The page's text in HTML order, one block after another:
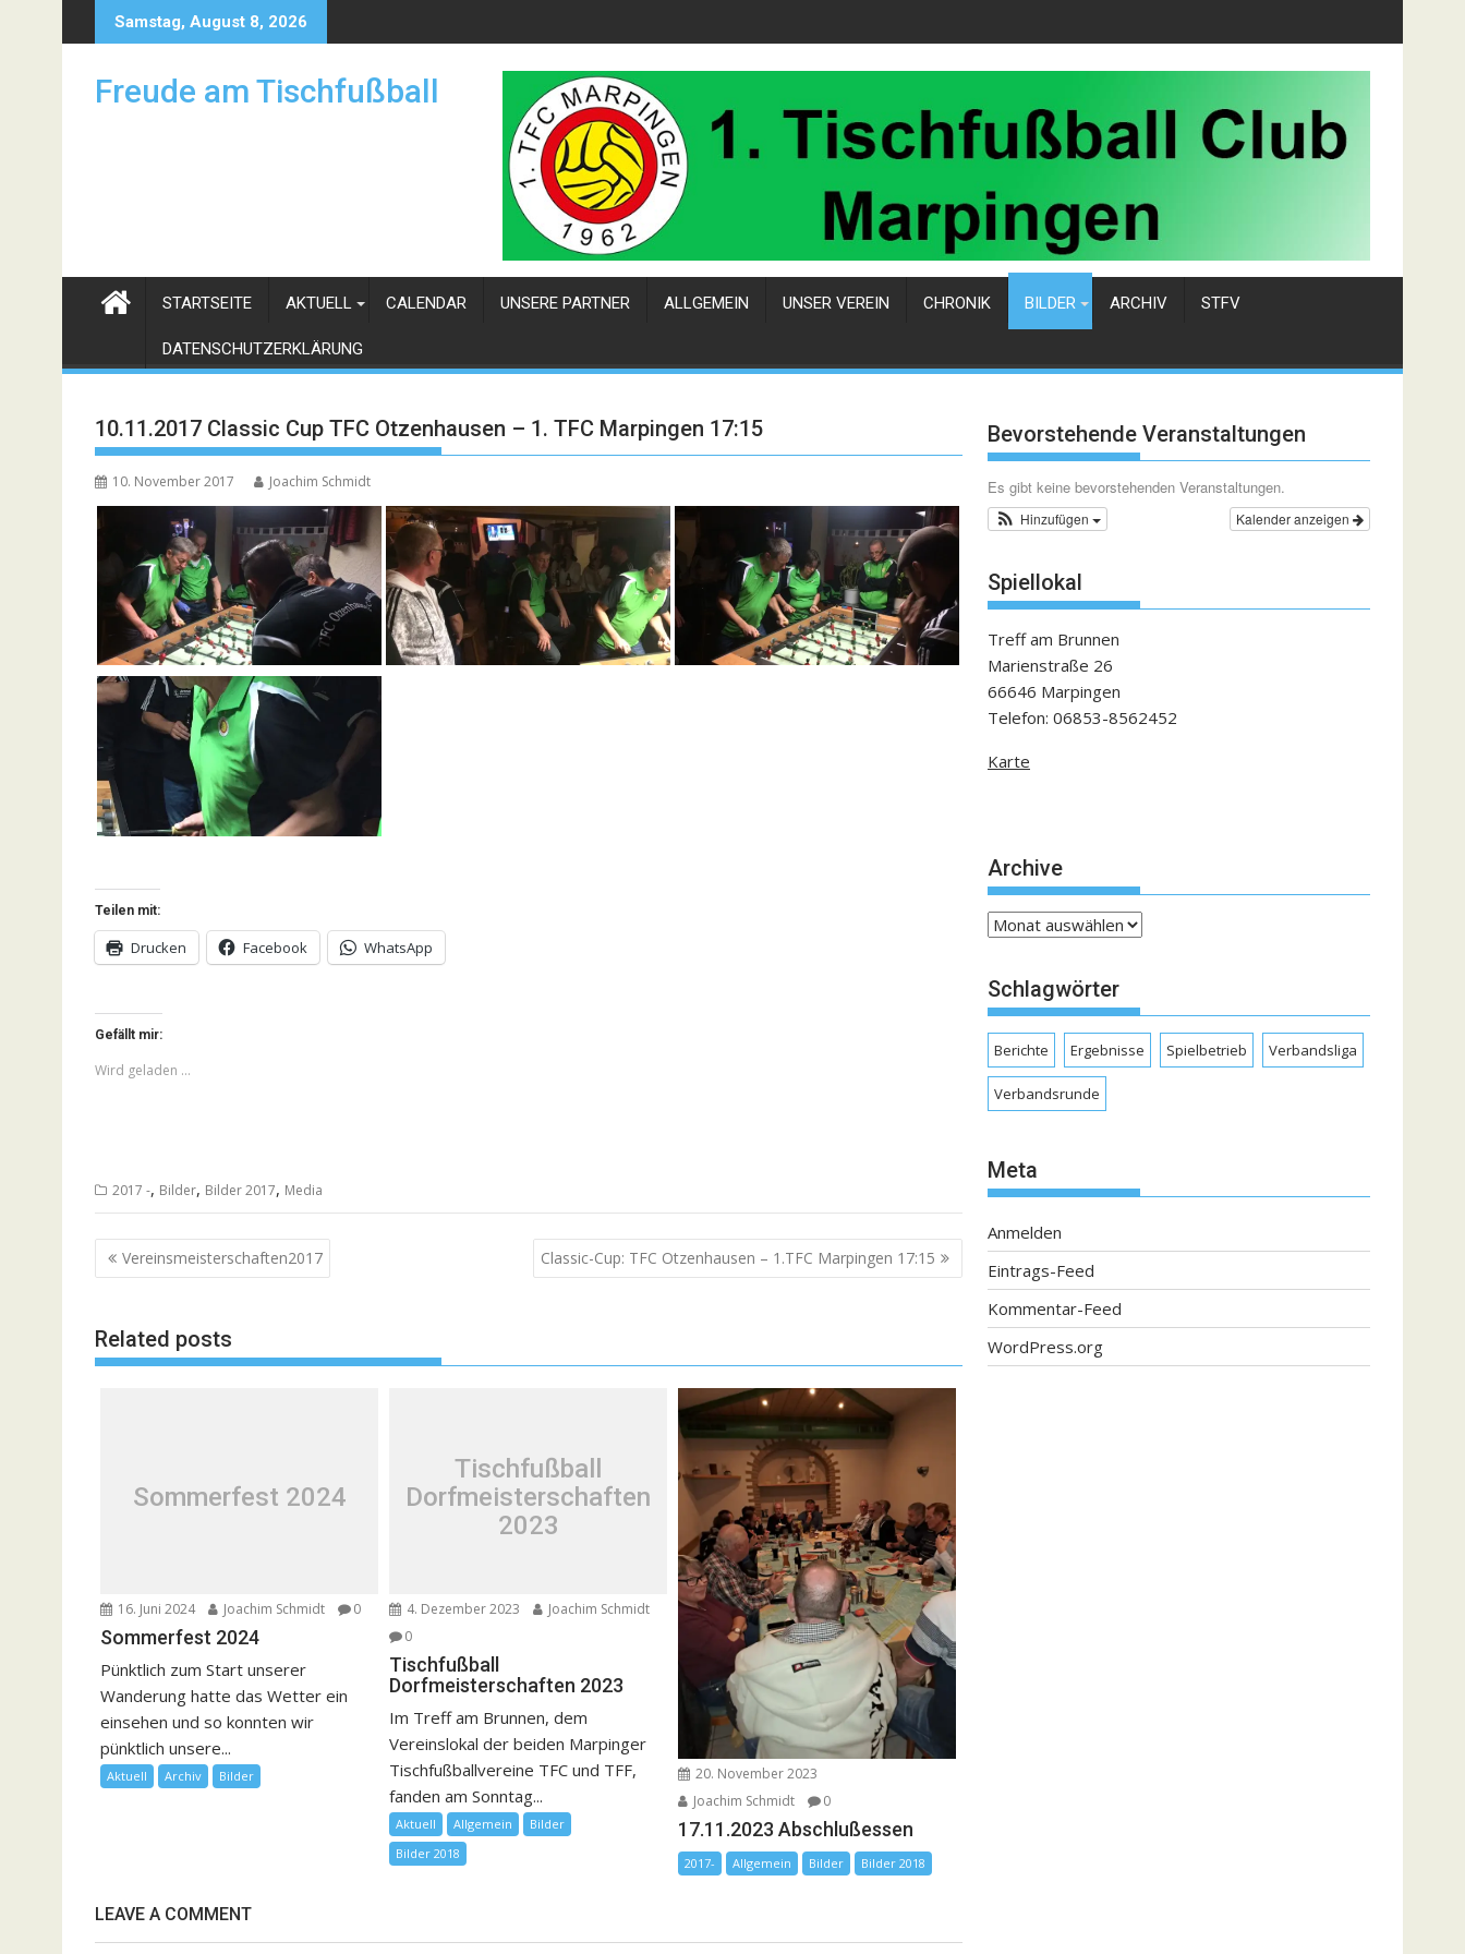
to
Samstag, August 8, 2026
Freude am Tischfußball
STARTSEITE AKTUELL CALENDAR UNSERE PARTNER ALLGEMEIN UNSER VEREIN CHRONIK BILDER ARCHIV STFV
DATENSCHUTZERKLÄRUNG
10.11.2017 Classic Cup TFC Otzenhausen – 1. TFC Marpingen 17:15
10. November 2017 Joachim Schmidt
Teilen mit:
Drucken Facebook WhatsApp
Gefällt mir:
Wird geladen …
2017 -, Bilder, Bilder 2017, Media
Beitragsnavigation
Vereinsmeisterschaften2017 Classic-Cup: TFC Otzenhausen – 1.TFC Marpingen 17:15
Related posts
Sommerfest 2024
16. Juni 2024 Joachim Schmidt 0
Sommerfest 2024
Pünktlich zum Start unserer
Wanderung hatte das Wetter ein
einsehen und so konnten wir
pünktlich unsere...
Aktuell Archiv Bilder
Tischfußball
Dorfmeisterschaften
2023
4. Dezember 2023
Joachim Schmidt
0
Tischfußball
Dorfmeisterschaften 2023
Im Treff am Brunnen, dem
Vereinslokal der beiden Marpinger
Tischfußballvereine TFC und TFF,
fanden am Sonntag...
Aktuell Allgemein
Bilder
Bilder 2018
20. November 2023
Joachim Schmidt
0
17.11.2023 Abschlußessen
2017- Allgemein Bilder Bilder 2018
LEAVE A COMMENT
Bevorstehende Veranstaltungen
Es gibt keine bevorstehenden Veranstaltungen.
Kalender anzeigen
Hinzufügen
Spiellokal
Treff am Brunnen
Marienstraße 26
66646 Marpingen
Telefon: 06853-8562452
Karte
Archive
Archive
Schlagwörter
Berichte Ergebnisse Spielbetrieb Verbandsliga
Verbandsrunde
Meta
Anmelden
Eintrags-Feed
Kommentar-Feed
WordPress.org